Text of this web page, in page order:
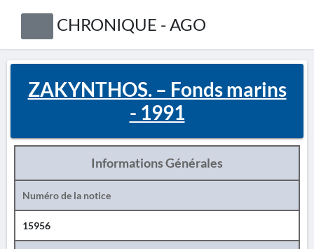
CHRONIQUE - AGO
ZAKYNTHOS. – Fonds marins
- 1991
Informations Générales
Numéro de la notice
15956